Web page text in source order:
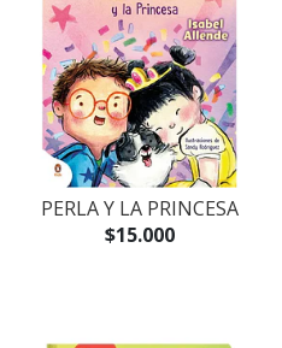
PERLA Y LA PRINCESA
$15.000